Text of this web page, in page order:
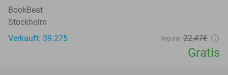
BookBeat
Stockholm
Verkauft: 39.275
Regulär 22,47€
Gratis